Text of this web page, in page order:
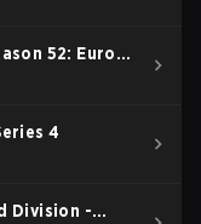
52: Europe
4
Division -